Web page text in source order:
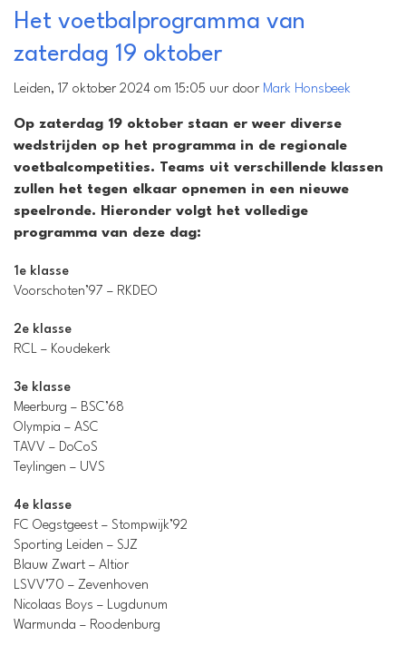
Het voetbalprogramma van
zaterdag 19 oktober
Leiden, 17 oktober 2024 om 15:05 uur door Mark Honsbeek
Op zaterdag 19 oktober staan er weer diverse
wedstrijden op het programma in de regionale
voetbalcompetities. Teams uit verschillende klassen
zullen het tegen elkaar opnemen in een nieuwe
speelronde. Hieronder volgt het volledige
programma van deze dag:
1e klasse
Voorschoten’97 – RKDEO
2e klasse
RCL – Koudekerk
3e klasse
Meerburg – BSC’68
Olympia – ASC
TAVV – DoCoS
Teylingen – UVS
4e klasse
FC Oegstgeest – Stompwijk’92
Sporting Leiden – SJZ
Blauw Zwart – Altior
LSVV’70 – Zevenhoven
Nicolaas Boys – Lugdunum
Warmunda – Roodenburg